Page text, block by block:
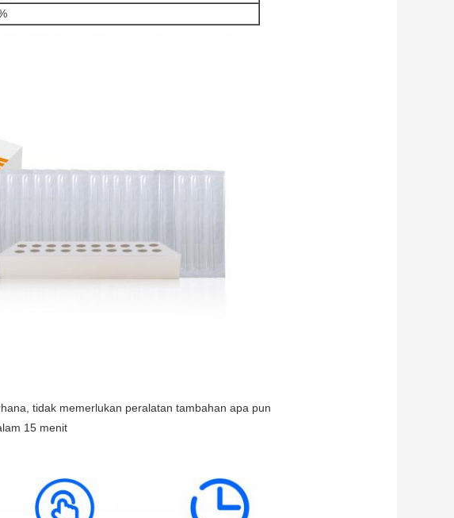
tidak memerlukan peralatan tambahan apa pun
15 menit